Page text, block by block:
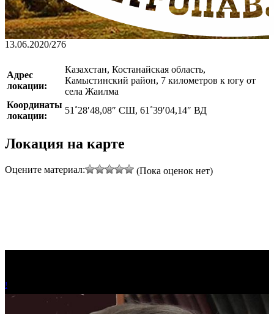
13.06.2020/276
Адрес
локации:
Казахстан, Костанайская область,
Камыстинский район, 7 километров к югу от
села Жаилма
Координаты
локации:
51˚28′48,08″ СШ, 61˚39′04,14″ ВД
Локация на карте
Оцените материал: (Пока оценок нет)
!